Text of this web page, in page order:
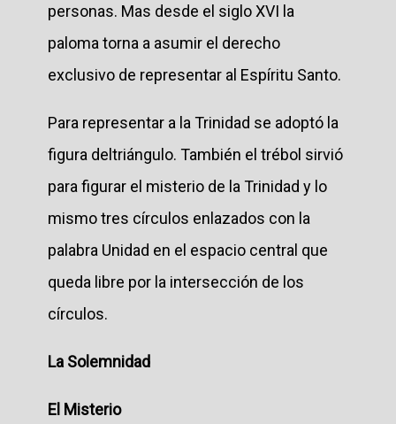
personas. Mas desde el siglo XVI la
paloma torna a asumir el derecho
exclusivo de representar al Espíritu Santo.
Para representar a la Trinidad se adoptó la
figura deltriángulo. También el trébol sirvió
para figurar el misterio de la Trinidad y lo
mismo tres círculos enlazados con la
palabra Unidad en el espacio central que
queda libre por la intersección de los
círculos.
La Solemnidad
El Misterio